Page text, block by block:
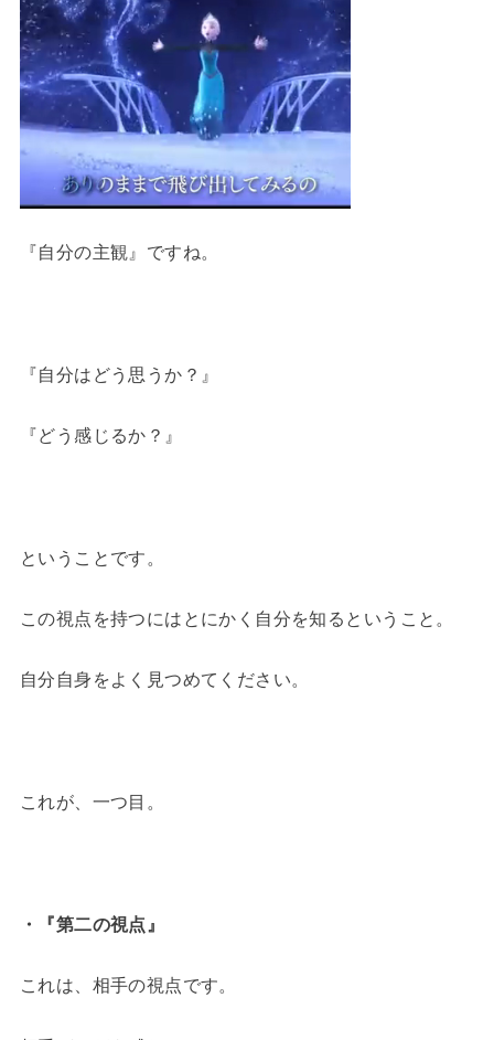
『自分の主観』ですね。
『自分はどう思うか？』
『どう感じるか？』
ということです。
この視点を持つにはとにかく自分を知るということ。
自分自身をよく見つめてください。
これが、一つ目。
・『第二の視点』
これは、相手の視点です。